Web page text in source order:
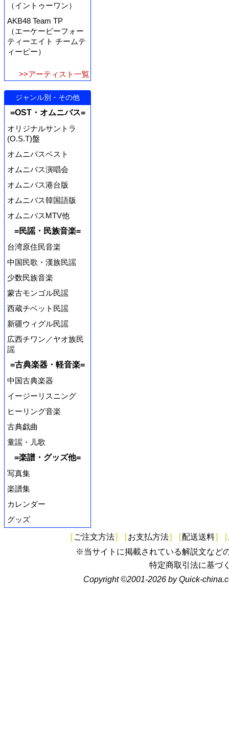
（イントゥーワン）
AKB48 Team TP
（エーケービーフォー
ティーエイト チームテ
ィーピー）
>>アーティスト一覧
ジャンル別・その他
=OST・オムニバス=
オリジナルサントラ
(O.S.T)盤
オムニバスベスト
オムニバス演唱会
オムニバス港台版
オムニバス韓国語版
オムニバスMTV他
=民謡・民族音楽=
台湾原住民音楽
中国民歌・漢族民謡
少数民族音楽
蒙古モンゴル民謡
西蔵チベット民謡
新疆ウィグル民謡
広西チワン／ヤオ族民
謡
=古典楽器・軽音楽=
中国古典楽器
イージーリスニング
ヒーリング音楽
古典戯曲
童謡・儿歌
=楽譜・グッズ他=
写真集
楽譜集
カレンダー
グッズ
[ ご注文方法] [お支払方法] [配送送料] [
※当サイトに掲載されている解説文など
特定商取引法に基づ
Copyright ©2001-2026 by Quick-